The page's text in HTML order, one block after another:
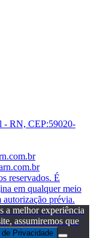
- RN, CEP:59020-
reservados. É
em qualquer meio
autorização prévia.
a melhor experiência
assumiremos que
de Privacidade